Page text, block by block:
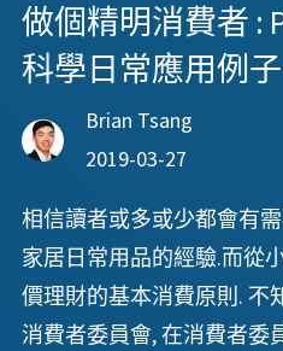
做個精明消費者 :
科學日常應用例子
Brian Tsang
2019-03-27
相信讀者或多或少都會有
家居日常用品的經驗.而從
價理財的基本消費原則. 不
消費者委員會, 在消費者委